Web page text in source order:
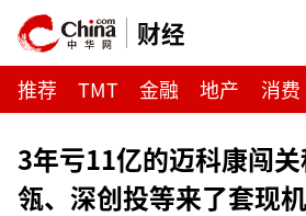
财经
推荐 TMT 金融 地产 消费
3年亏11亿的迈科康闯
瓴、深创投等来了套现机